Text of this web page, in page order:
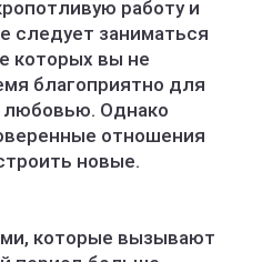
работу и
следует заниматься
которых вы не
благоприятно для
любовью. Однако
отношения
новые.
которые вызывают